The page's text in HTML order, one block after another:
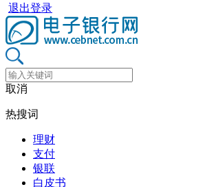
退出登录
取消
热搜词
理财
支付
银联
白皮书